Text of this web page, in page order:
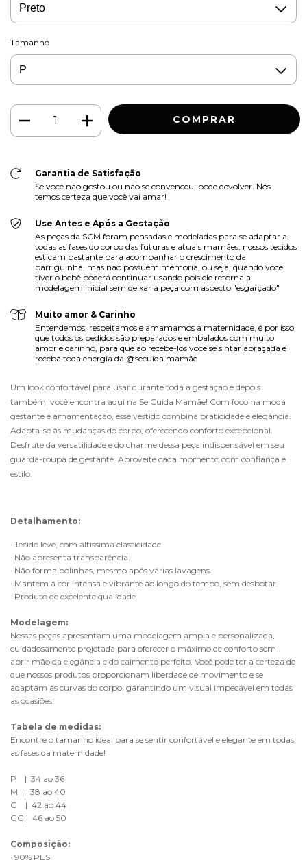
Tamanho
Garantia de Satisfação
Se você não gostou ou não se convenceu, pode devolver. Nós
temos certeza que você vai amar!
Use Antes e Após a Gestação
As peças da SCM foram pensadas e modeladas para se adaptar a
todas as fases do corpo das futuras e atuais mamães, nossos tecidos
esticam bastante para acompanhar o crescimento da
barriguinha, mas não possuem memória, ou seja, quando você
tiver o bebê poderá continuar usando pois ele retorna a
modelagem inicial sem deixar a peça com aspecto "esgarçado"
Muito amor & Carinho
Entendemos, respeitamos e amamamos a maternidade, é por isso
que todos os pedidos são preparados e embalados com muito
amor e carinho, para que ao recebe-los você se sintar abraçada e
receba toda energia da @secuida.mamãe
Um look confortável para usar durante toda a gestação e depois
também, você encontra aqui na Se Cuida Mamãe! Com foco na moda
gestante e amamentação, esse vestido combina praticidade e elegância.
Adapta-se às mudanças do corpo, oferecendo conforto excepcional.
Desfrute da versatilidade e do charme dessa peça indispensável em seu
guarda-roupa de gestante. Aproveite cada momento com confiança e
estilo.
Detalhamento:
· Tecido leve, com altíssima elasticidade.
· Não apresenta transparência.
· Não forma bolinhas, mesmo após várias lavagens.
· Mantém a cor intensa e vibrante ao longo do tempo, sem desbotar.
· Produto de excelente qualidade.
Modelagem:
Nossas peças apresentam uma modelagem ampla e personalizada,
cuidadosamente projetada para oferecer o máximo de conforto sem
abrir mão da elegância e do caimento perfeito. Você pode ter a certeza de
que nossos produtos proporcionam liberdade de movimento e se
adaptam às curvas do corpo, garantindo um visual impecável em todas
as ocasiões!
Tabela de medidas:
Encontre o tamanho ideal para se sentir confortável e elegante em todas
as fases da maternidade!
P    |  34 ao 36
M   |  38 ao 40
G    |  42 ao 44
GG |  46 ao 50
Composição:
· 90% PES